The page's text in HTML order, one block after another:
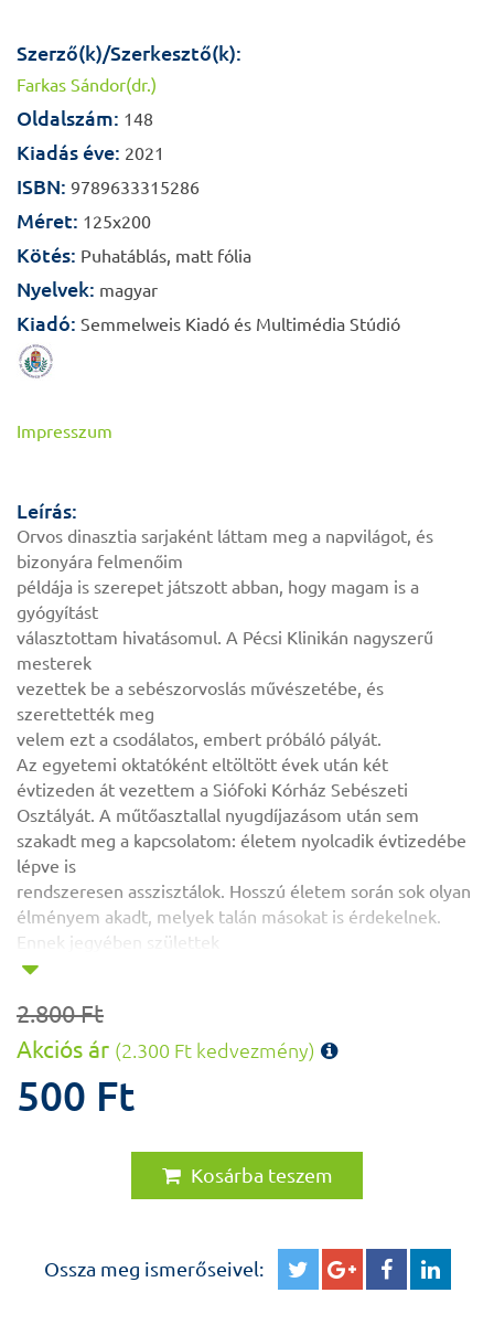
Szerző(k)/Szerkesztő(k):
Farkas Sándor(dr.)
Oldalszám: 148
Kiadás éve: 2021
ISBN: 9789633315286
Méret: 125x200
Kötés: Puhatáblás, matt fólia
Nyelvek: magyar
Kiadó: Semmelweis Kiadó és Multimédia Stúdió
Impresszum
Leírás:
Orvos dinasztia sarjaként láttam meg a napvilágot, és
bizonyára felmenőim
példája is szerepet játszott abban, hogy magam is a
gyógyítást
választottam hivatásomul. A Pécsi Klinikán nagyszerű
mesterek
vezettek be a sebészorvoslás művészetébe, és
szerettették meg
velem ezt a csodálatos, embert próbáló pályát.
Az egyetemi oktatóként eltöltött évek után két
évtizeden át vezettem a Siófoki Kórház Sebészeti
Osztályát. A műtőasztallal nyugdíjazásom után sem
szakadt meg a kapcsolatom: életem nyolcadik évtizedébe
lépve is
rendszeresen asszisztálok. Hosszú életem során sok olyan
élményem akadt, melyek talán másokat is érdekelnek.
Ennek jegyében születtek
a „Köpenyben és maszkban” és a „Cseppek”
Az „életfám” alatt összegyűlt avarban találtam azokat a
megsárgult leveleket, melyeket most ebben a
a szerző
2.800 Ft
Akciós ár (2.300 Ft kedvezmény)
500 Ft
Kosárba teszem
Ossza meg ismerőseivel: